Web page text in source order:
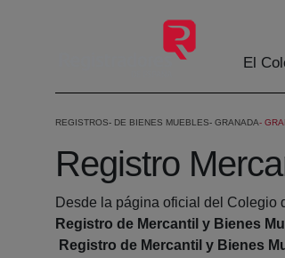
Saltar al contenido principal
El
REGISTROS DE BIENES MUEBLES GRANADA
Registro
Desde la página oficial del Colegio
Registro de Mercantil y Bienes
Registro de Mercantil y Bienes